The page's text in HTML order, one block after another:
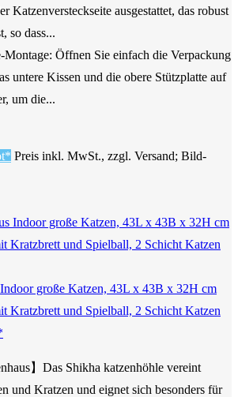
Katzenversteckseite ausgestattet, das robust
so dass...
Montage: Öffnen Sie einfach die Verpackung
untere Kissen und die obere Stützplatte auf
um die...
Preis inkl. MwSt., zzgl. Versand; Bild-
große Katzen, 43L x 43B x 32H cm
Kratzbrett und Spielball, 2 Schicht Katzen
】Das Shikha katzenhöhle vereint
und Kratzen und eignet sich besonders für